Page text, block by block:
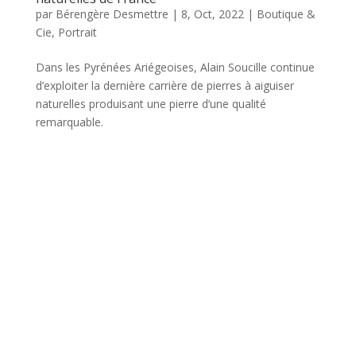
par Bérengère Desmettre | 8, Oct, 2022| Boutique &
Cie, Portrait
Dans les Pyrénées Ariégeoises, Alain Soucille continue
d’exploiter la dernière carrière de pierres à aiguiser
naturelles produisant une pierre d’une qualité
remarquable.